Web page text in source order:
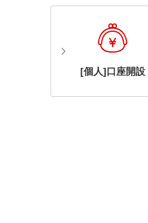
[個人]口座開設